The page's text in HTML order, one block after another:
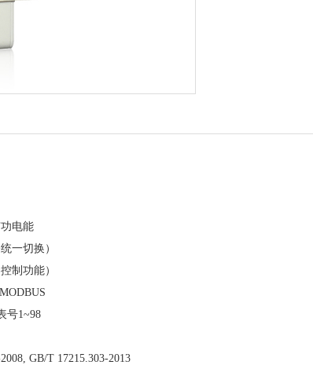
电能
一切换）
制功能）
号1~98
GB/T 17215.303-2013